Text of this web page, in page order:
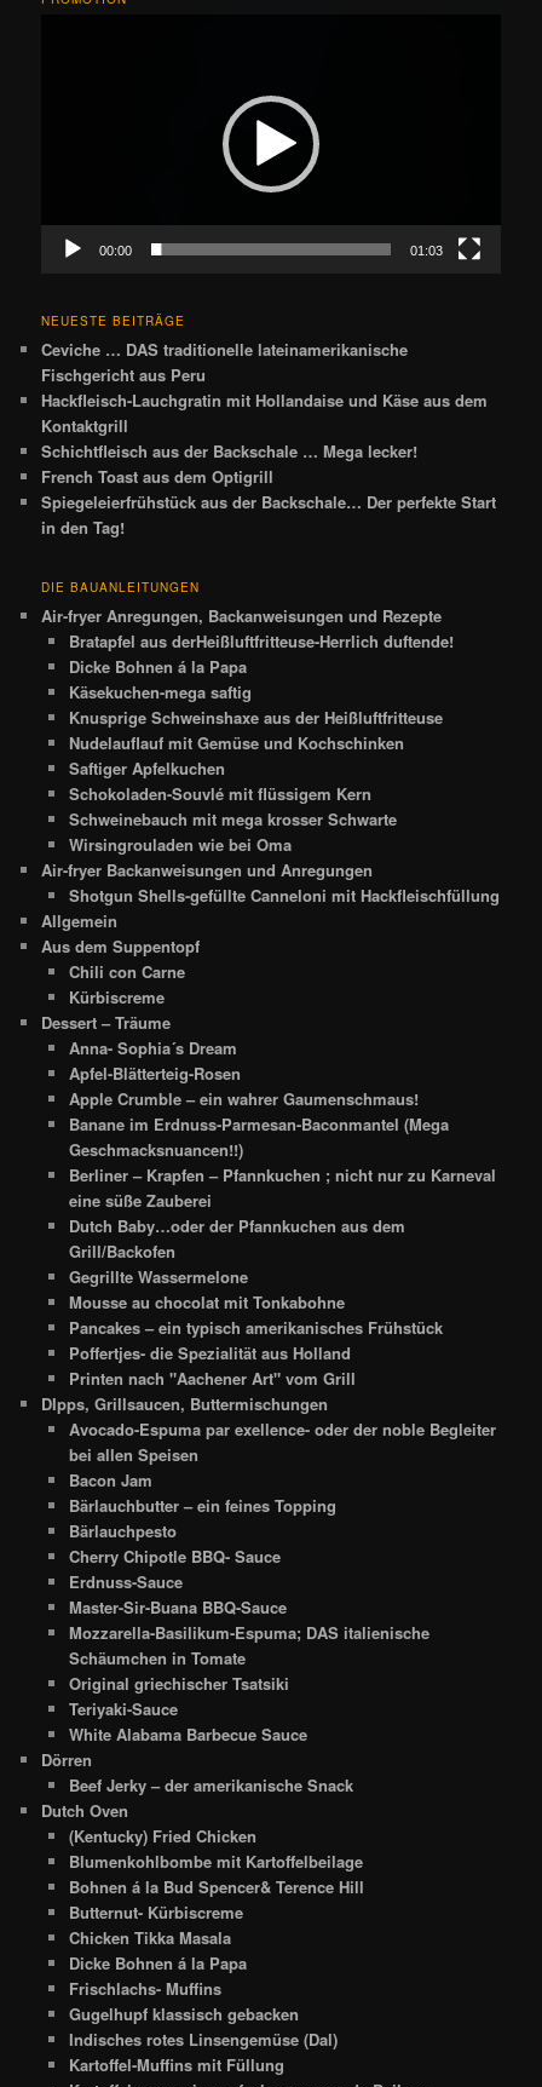
00:00 01:03
NEUESTE BEITRÄGE
Ceviche … DAS traditionelle lateinamerikanische
Fischgericht aus Peru
Hackfleisch-Lauchgratin mit Hollandaise und Käse aus dem
Kontaktgrill
Schichtfleisch aus der Backschale … Mega lecker!
French Toast aus dem Optigrill
Spiegeleierfrühstück aus der Backschale… Der perfekte Start
in den Tag!
DIE BAUANLEITUNGEN
Air-fryer Anregungen, Backanweisungen und Rezepte
Bratapfel aus derHeißluftfritteuse-Herrlich duftende!
Dicke Bohnen á la Papa
Käsekuchen-mega saftig
Knusprige Schweinshaxe aus der Heißluftfritteuse
Nudelauflauf mit Gemüse und Kochschinken
Saftiger Apfelkuchen
Schokoladen-Souvlé mit flüssigem Kern
Schweinebauch mit mega krosser Schwarte
Wirsingrouladen wie bei Oma
Air-fryer Backanweisungen und Anregungen
Shotgun Shells-gefüllte Canneloni mit Hackfleischfüllung
Allgemein
Aus dem Suppentopf
Chili con Carne
Kürbiscreme
Dessert – Träume
Anna- Sophia´s Dream
Apfel-Blätterteig-Rosen
Apple Crumble – ein wahrer Gaumenschmaus!
Banane im Erdnuss-Parmesan-Baconmantel (Mega
Geschmacksnuancen!!)
Berliner – Krapfen – Pfannkuchen ; nicht nur zu Karneval
eine süße Zauberei
Dutch Baby…oder der Pfannkuchen aus dem
Grill/Backofen
Gegrillte Wassermelone
Mousse au chocolat mit Tonkabohne
Pancakes – ein typisch amerikanisches Frühstück
Poffertjes- die Spezialität aus Holland
Printen nach "Aachener Art" vom Grill
DIpps, Grillsaucen, Buttermischungen
Avocado-Espuma par exellence- oder der noble Begleiter
bei allen Speisen
Bacon Jam
Bärlauchbutter – ein feines Topping
Bärlauchpesto
Cherry Chipotle BBQ- Sauce
Erdnuss-Sauce
Master-Sir-Buana BBQ-Sauce
Mozzarella-Basilikum-Espuma; DAS italienische
Schäumchen in Tomate
Original griechischer Tsatsiki
Teriyaki-Sauce
White Alabama Barbecue Sauce
Dörren
Beef Jerky – der amerikanische Snack
Dutch Oven
(Kentucky) Fried Chicken
Blumenkohlbombe mit Kartoffelbeilage
Bohnen á la Bud Spencer& Terence Hill
Butternut- Kürbiscreme
Chicken Tikka Masala
Dicke Bohnen á la Papa
Frischlachs- Muffins
Gugelhupf klassisch gebacken
Indisches rotes Linsengemüse (Dal)
Kartoffel-Muffins mit Füllung